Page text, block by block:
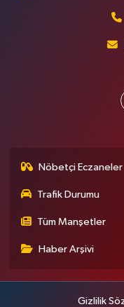
Nöbetçi Eczaneler
Trafik Durumu
Tüm Manşetler
Haber Arşivi
Gizlilik